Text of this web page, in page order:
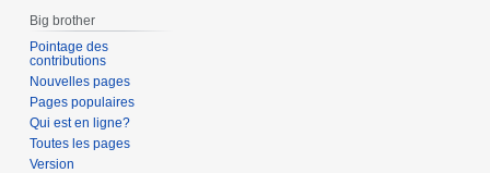
Big brother
Pointage des
contributions
Nouvelles pages
Pages populaires
Qui est en ligne?
Toutes les pages
Version